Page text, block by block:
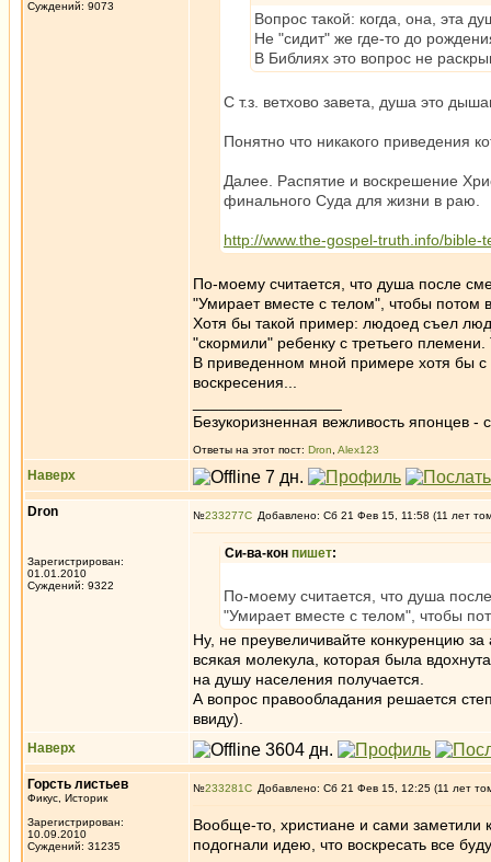
Суждений: 9073
Вопрос такой: когда, она, эта
Не "сидит" же где-то до
В Библиях это вопрос не
С т.з. ветхово завета, душа это
Понятно что никакого приведения
Далее. Распятие и воскрешение
финального Суда для жизни в раю.
http://www.the-gospel-truth.info/bible-
По-моему считается, что душа после
"Умирает вместе с телом", чтобы потом
Хотя бы такой пример: людоед съел
"скормили" ребенку с третьего
В приведенном мной примере хотя бы с
воскресения...
Безукоризненная вежливость японцев -
Ответы на этот пост: Dron Alex123
Наверх
Dron
Зарегистрирован:
01.01.2010
Суждений: 9322
№233277 Добавлено: Сб 21 Фев 15, 11:58 (11 лет
Си-ва-кон пишет:
По-моему считается, что душа
"Умирает вместе с телом", чтобы
Ну, не преувеличивайте конкуренцию
всякая молекула, которая была
на душу населения получается.
А вопрос правообладания решается
ввиду).
Наверх
Горсть листьев
Фикус, Историк
Зарегистрирован:
10.09.2010
Суждений: 31235
№233281 Добавлено: Сб 21 Фев 15, 12:25 (11 лет
Вообще-то, христиане и сами заметили
подогнали идею, что воскресать все